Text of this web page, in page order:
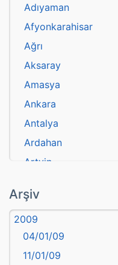
Adıyaman
Afyonkarahisar
Ağrı
Aksaray
Amasya
Ankara
Antalya
Ardahan
Artvin
Aydın
Balıkesir
Bartın
başkentler
Arşiv
2009
04/01/09
11/01/09